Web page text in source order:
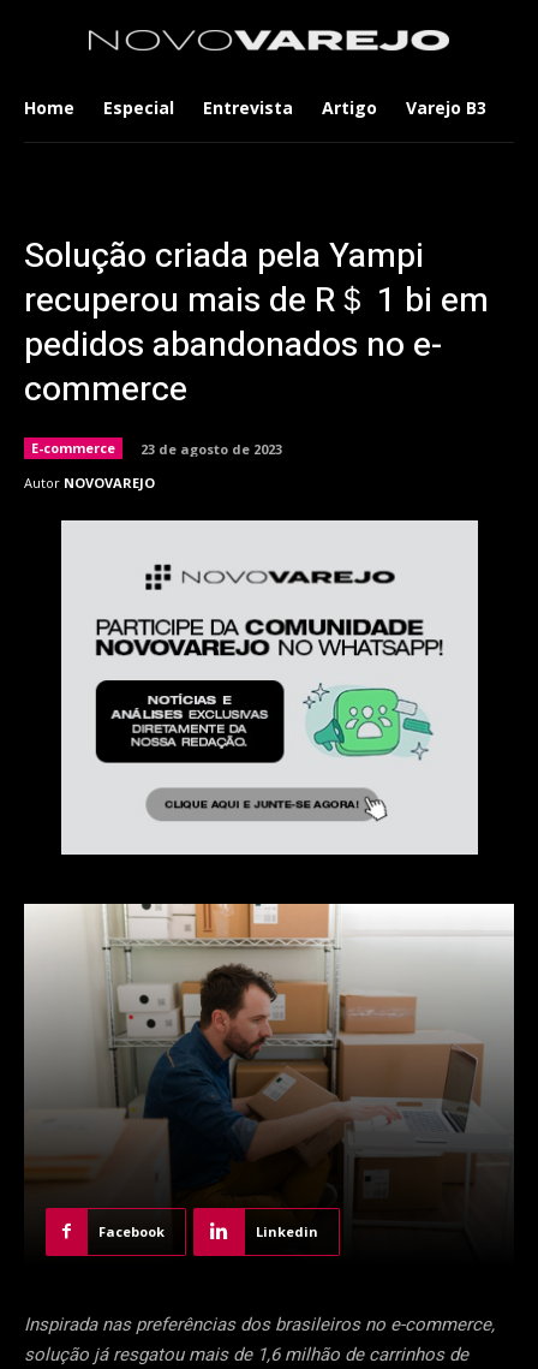
Home Especial Entrevista Artigo Varejo B3
Solução criada pela Yampi
recuperou mais de R＄ 1 bi em
pedidos abandonados no e-
commerce
E-commerce
23 de agosto de 2023
Autor NOVOVAREJO
Facebook Linkedin
Inspirada nas preferências dos brasileiros no e-commerce,
solução já resgatou mais de 1,6 milhão de carrinhos de